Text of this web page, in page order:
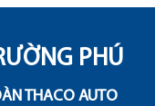
PHÚ
THACO AUTO